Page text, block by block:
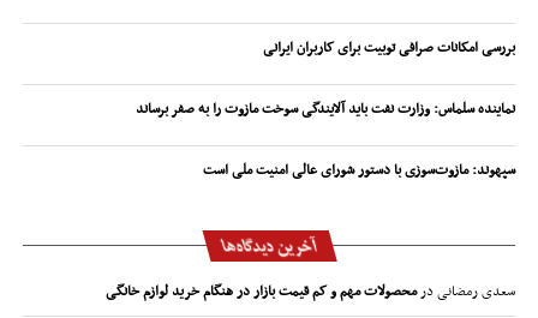
بررسی امکانات صرافی توبیت برای کاربران ایرانی
نماینده سلماس: وزارت نفت باید آلایندگی سوخت مازوت را به صفر برساند
سپهوند:‌ مازوت‌سوزی با دستور شورای عالی امنیت ملی است
آخرین دیدگاه‌ها
سعدی رمضانیدرمحصولات مهم و کم قیمت بازار در هنگام خرید لوازم خانگی